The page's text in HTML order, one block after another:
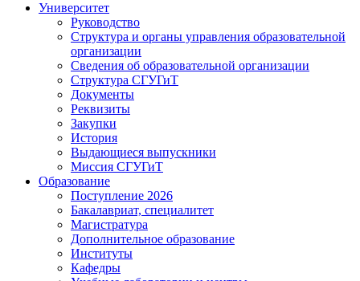
Университет
Руководство
Структура и органы управления образовательной
организации
Сведения об образовательной организации
Структура СГУГиТ
Документы
Реквизиты
Закупки
История
Выдающиеся выпускники
Миссия СГУГиТ
Образование
Поступление 2026
Бакалавриат, специалитет
Магистратура
Дополнительное образование
Институты
Кафедры